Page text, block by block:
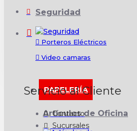
Seguridad
Porteros Eléctricos
Video camaras
PAPELERÍA
Artículos de Oficina
Servicio al Cliente
Contacto
Sucursales